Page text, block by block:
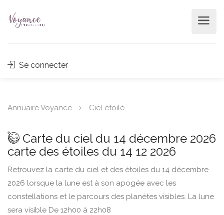
Se connecter
Annuaire Voyance Ciel étoilé
Carte du ciel du 14 décembre 2026
carte des étoiles du 14 12 2026
Retrouvez la carte du ciel et des étoiles du 14 décembre
2026 lorsque la lune est à son apogée avec les
constellations et le parcours des planètes visibles. La lune
sera visible De 12h00 à 22h08